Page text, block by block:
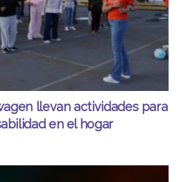
llevan actividades para
en el hogar